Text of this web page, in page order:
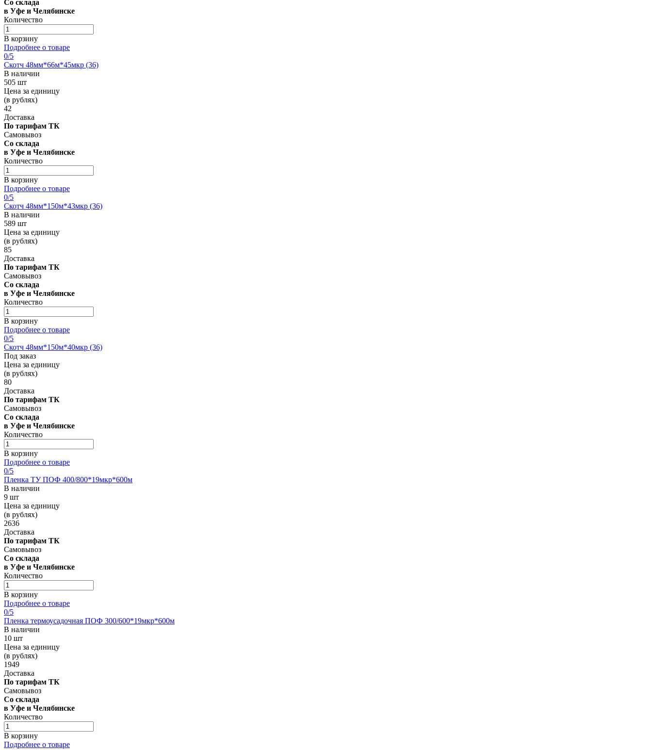
Со склада
в Уфе и Челябинске
Количество
В корзину
Подробнее о товаре
0/5
Скотч 48мм*66м*45мкр (36)
В наличии
505 шт
Цена за единицу
(в рублях)
42
Доставка
По тарифам ТК
Самовывоз
Со склада
в Уфе и Челябинске
Количество
В корзину
Подробнее о товаре
0/5
Скотч 48мм*150м*43мкр (36)
В наличии
589 шт
Цена за единицу
(в рублях)
85
Доставка
По тарифам ТК
Самовывоз
Со склада
в Уфе и Челябинске
Количество
В корзину
Подробнее о товаре
0/5
Скотч 48мм*150м*40мкр (36)
Под заказ
Цена за единицу
(в рублях)
80
Доставка
По тарифам ТК
Самовывоз
Со склада
в Уфе и Челябинске
Количество
В корзину
Подробнее о товаре
0/5
Пленка ТУ ПОФ 400/800*19мкр*600м
В наличии
9 шт
Цена за единицу
(в рублях)
2636
Доставка
По тарифам ТК
Самовывоз
Со склада
в Уфе и Челябинске
Количество
В корзину
Подробнее о товаре
0/5
Пленка термоусадочная ПОФ 300/600*19мкр*600м
В наличии
10 шт
Цена за единицу
(в рублях)
1949
Доставка
По тарифам ТК
Самовывоз
Со склада
в Уфе и Челябинске
Количество
В корзину
Подробнее о товаре